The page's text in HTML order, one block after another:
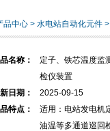
品中心 > 水电站自动化元件 >
名称：
定子、铁芯温度监
检仪装置
日期：
2025-09-15
特点：
适用：电站发电机
油温等多通道巡回